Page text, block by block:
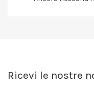
Ricevi le nostre